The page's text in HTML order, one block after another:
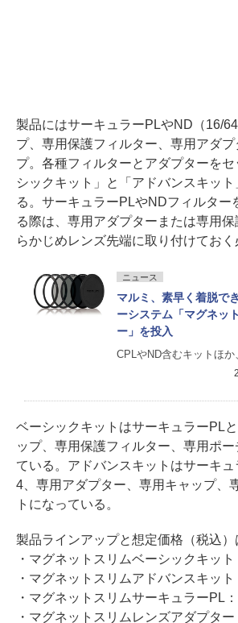
製品にはサーキュラーPLやND（16/
プ、専用保護フィルター、専用アダ
プ。各種フィルターとアダプターを
シックキット」と「アドバンスキッ
る。サーキュラーPLやNDフィルター
る際は、専用アダプターまたは専用
らかじめレンズ先端に取り付けておく
ニュース
マルミ、素早く着脱で
ーシステム「マグネッ
ー」を投入
CPLやND含むキットほか
ベーシックキットはサーキュラーPL
ップ、専用保護フィルター、専用ポ
ている。アドバンスキットはサーキ
4、専用アダプター、専用キャップ、
トになっている。
製品ラインアップと想定価格（税込）
・マグネットスリムベーシックキッ
・マグネットスリムアドバンスキッ
・マグネットスリムサーキュラーPL
・マグネットスリムレンズアダプター